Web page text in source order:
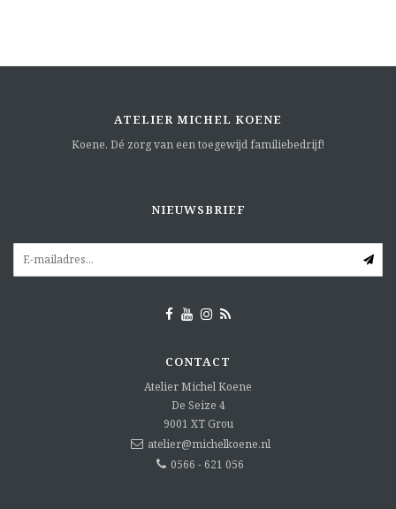
ATELIER MICHEL KOENE
Koene. Dé zorg van een toegewijd familiebedrijf!
NIEUWSBRIEF
CONTACT
Atelier Michel Koene
De Seize 4
9001 XT Grou
atelier@michelkoene.nl
0566 - 621 056